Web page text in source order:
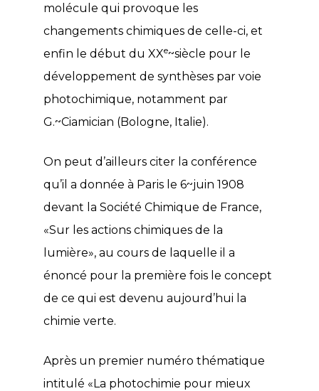
molécule qui provoque les
changements chimiques de celle-ci, et
enfin le début du XXe~siècle pour le
développement de synthèses par voie
photochimique, notamment par
G.~Ciamician (Bologne, Italie).
On peut d’ailleurs citer la conférence
qu’il a donnée à Paris le 6~juin 1908
devant la Société Chimique de France,
«Sur les actions chimiques de la
lumière», au cours de laquelle il a
énoncé pour la première fois le concept
de ce qui est devenu aujourd’hui la
chimie verte.
Après un premier numéro thématique
intitulé «La photochimie pour mieux